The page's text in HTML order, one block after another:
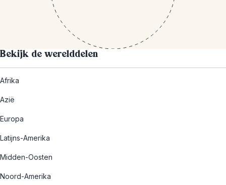
Bekijk de werelddelen
Afrika
Azië
Europa
Latijns-Amerika
Midden-Oosten
Noord-Amerika